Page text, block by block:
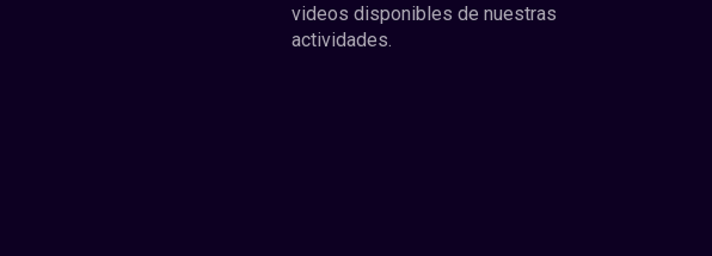
videos disponibles de nuestras
actividades.